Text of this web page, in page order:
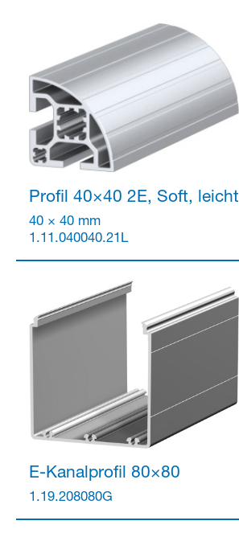
Profil 40×40 2E, Soft, leicht
40 × 40 mm
1.11.040040.21L
E-Kanalprofil 80×80
1.19.208080G
Partner Login
Anmelden